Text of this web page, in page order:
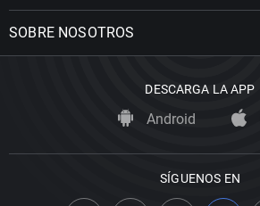
SOBRE NOSOTROS
DESCARGA LA APP
Android
SÍGUENOS EN